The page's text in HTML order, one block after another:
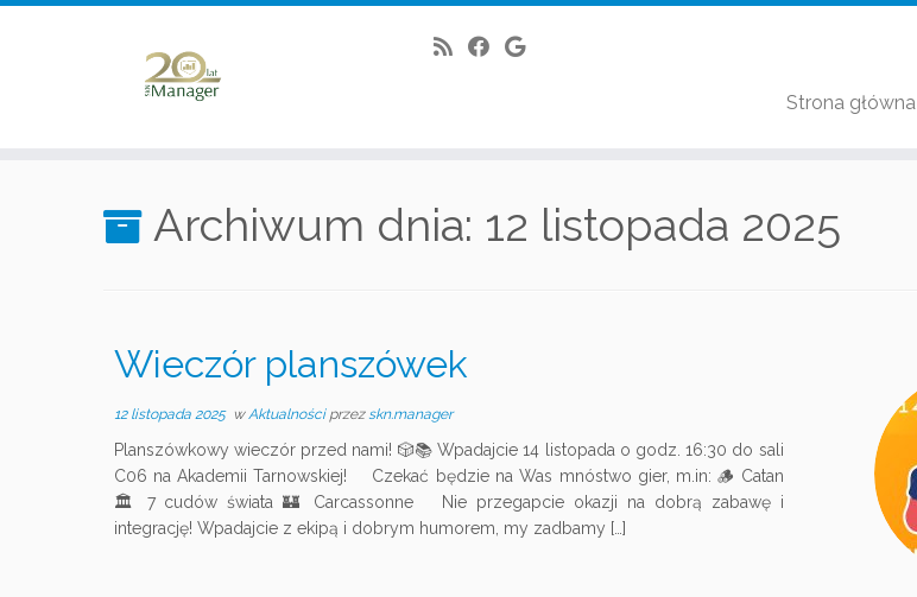
Strona główna
Archiwum dnia: 12 listopada 2025
Wieczór planszówek
12 listopada 2025wAktualności przezskn.manager
Planszówkowy wieczór przed nami! 🎲📚 Wpadajcie 14 listopada o godz. 16:30 do sali
C06 na Akademii Tarnowskiej! Czekać będzie na Was mnóstwo gier, m.in: 🪵 Catan
🏛 7 cudów świata 🏰 Carcassonne Nie przegapcie okazji na dobrą zabawę i
integrację! Wpadajcie z ekipą i dobrym humorem, my zadbamy […]